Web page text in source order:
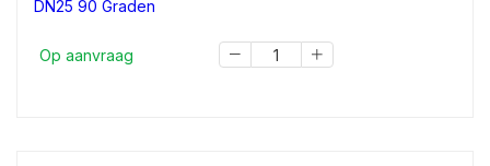
Op aanvraag